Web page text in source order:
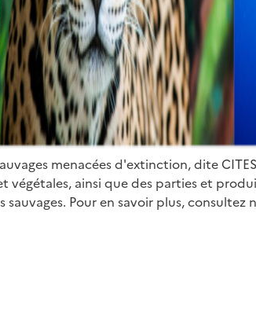
menacées d'extinction, dite
ainsi que des parties et
Pour en savoir plus, consultez